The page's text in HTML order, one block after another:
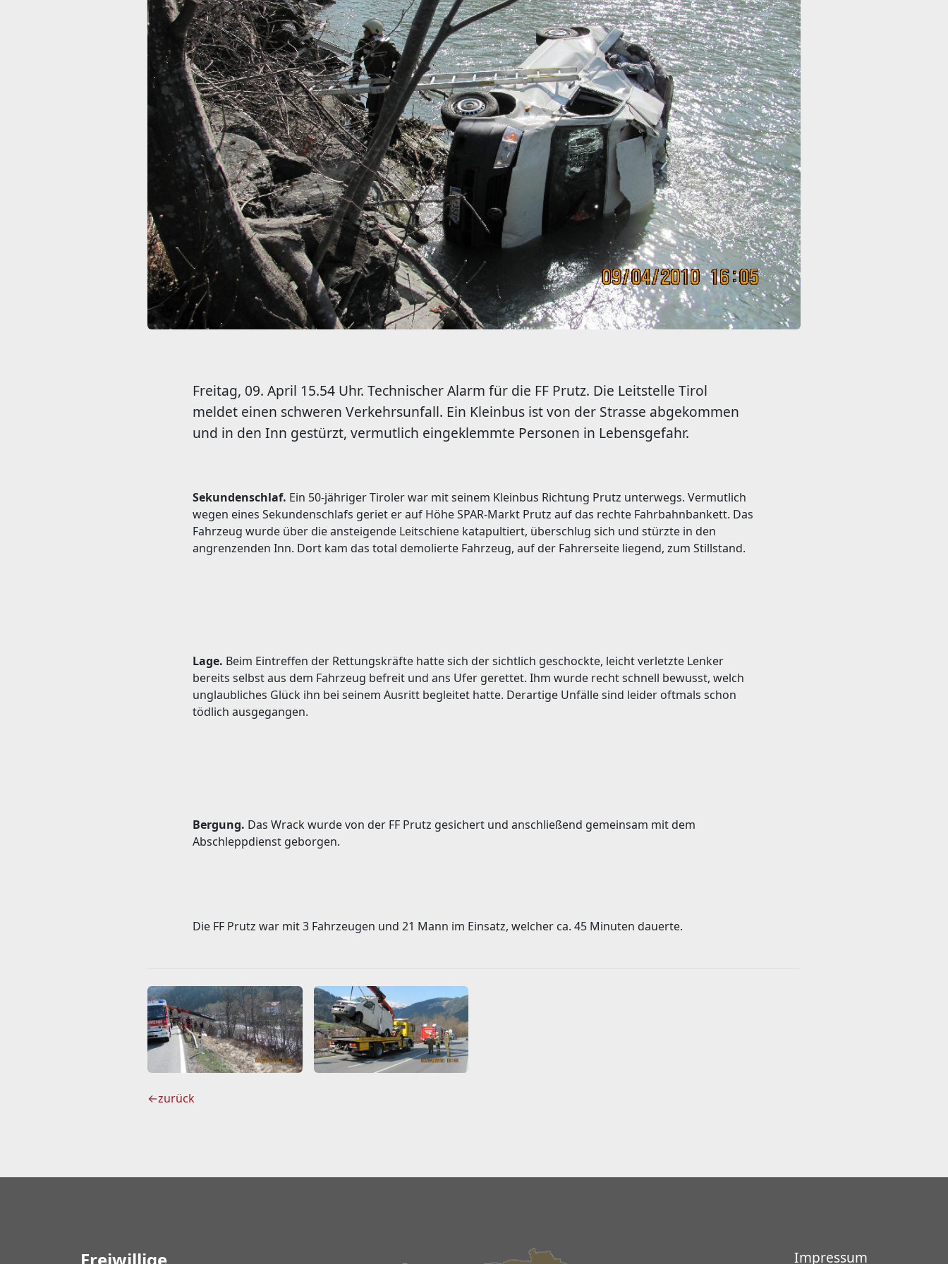
Freitag, 09. April 15.54 Uhr. Technischer Alarm für die FF Prutz. Die Leitstelle Tirol
meldet einen schweren Verkehrsunfall. Ein Kleinbus ist von der Strasse abgekommen
und in den Inn gestürzt, vermutlich eingeklemmte Personen in Lebensgefahr.
Sekundenschlaf. Ein 50-jähriger Tiroler war mit seinem Kleinbus Richtung Prutz unterwegs. Vermutlich
wegen eines Sekundenschlafs geriet er auf Höhe SPAR-Markt Prutz auf das rechte Fahrbahnbankett. Das
Fahrzeug wurde über die ansteigende Leitschiene katapultiert, überschlug sich und stürzte in den
angrenzenden Inn. Dort kam das total demolierte Fahrzeug, auf der Fahrerseite liegend, zum Stillstand.
Lage. Beim Eintreffen der Rettungskräfte hatte sich der sichtlich geschockte, leicht verletzte Lenker
bereits selbst aus dem Fahrzeug befreit und ans Ufer gerettet. Ihm wurde recht schnell bewusst, welch
unglaubliches Glück ihn bei seinem Ausritt begleitet hatte. Derartige Unfälle sind leider oftmals schon
tödlich ausgegangen.
Bergung. Das Wrack wurde von der FF Prutz gesichert und anschließend gemeinsam mit dem
Abschleppdienst geborgen.
Die FF Prutz war mit 3 Fahrzeugen und 21 Mann im Einsatz, welcher ca. 45 Minuten dauerte.
←zurück
Impressum